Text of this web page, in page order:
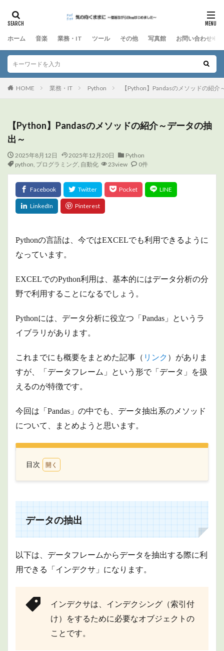
ホーム 音楽 業務・IT ツール その他 写真館 お問い合わせ
HOME 業務・IT Python 【Python】Pandasのメソッドの紹介
【Python】Pandasのメソッドの紹介～データの抽
出～
2025年8月12日 2025年12月20日
Python
python, プログラミング, 自動化 23view 0件
Pythonの言語は、今ではEXCELでも利用できるように
なっています。
EXCELでのPython利用は、基本的にはデータ分析の分
野で利用することになるでしょう。
Pythonには、データ分析に役立つ「Pandas」というラ
イブラリがあります。
これまでにも概要をまとめた記事（ リンク ）がありま
すが、「データフレーム」という形で「データ」を扱
えるのが特徴です。
今回は「Pandas」の中でも、データ抽出系のメソッド
について、まとめようと思います。
目次
抽出
2
列・
行全
抽出
3
リン
グし
データの抽出
以下は、データフレームからデータを抽出する際に利
用できる「インデクサ」になります。
インデクサは、インデクシング（索引付
け）をするために必要なオブジェクトの
ことです。